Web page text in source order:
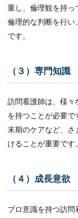
訪
問
看
護
師
て
の
ロ
識
が
い
特
1.オ
重し、倫理観を持っ
倫理的な判断を行い
です。
（３）専門知識
訪問看護師は、様々
を持つことが必要
末期のケアなど、
けることが重要です。
（４）成長意欲
プロ意識を持つ訪問